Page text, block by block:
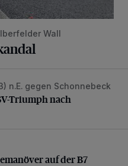
Wall
Triumph nach
n.E. gegen Schonnebeck
Triumph nach
auf der B7
auf der B7